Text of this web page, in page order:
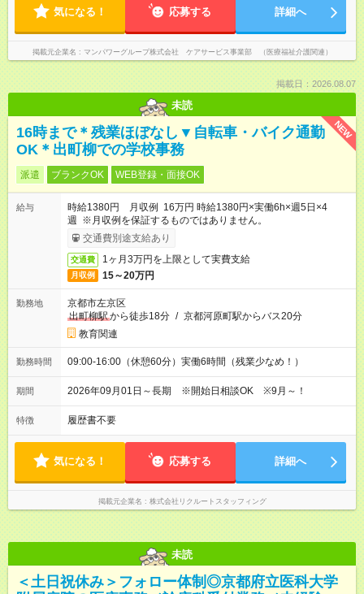
気になる！ 応募する 詳細へ
掲載元企業名 マンパワーグループ株式会社 ケアサービス事業部 （医療福祉介護関連）
掲載日：2026.08.07
未読
NEW
16時まで＊残業ほぼなし▼自転車・バイク通勤
OK＊出町柳での学校事務
派遣 ブランクOK WEB登録・面接OK
給与
時給1380円 月収例 16万円 時給1380円×実働6h×週5日×4
週 ※月収例を保証するものではありません。
交通費別途支給あり
交通費 1ヶ月3万円を上限として実費支給
月収例 15～20万円
勤務地
京都市左京区
出町柳駅から徒歩18分 / 京都河原町駅からバス20分
教育関連
勤務時間 09:00-16:00（休憩60分）実働6時間（残業少なめ！）
期間 2026年09月01日～長期 ※開始日相談OK ※9月～！
特徴 履歴書不要
気になる！ 応募する 詳細へ
掲載元企業名 株式会社リクルートスタッフィング
未読
＜土日祝休み＞フォロー体制◎京都府立医科大学